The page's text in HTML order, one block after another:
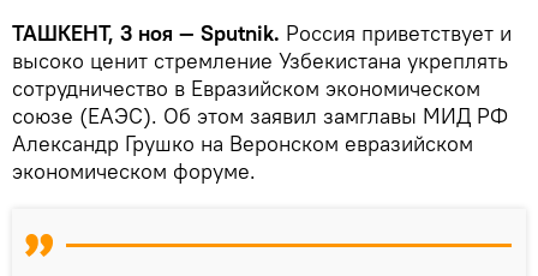
ТАШКЕНТ, 3 ноя — Sputnik. Россия приветствует и
высоко ценит стремление Узбекистана укреплять
сотрудничество в Евразийском экономическом
союзе (ЕАЭС). Об этом заявил замглавы МИД РФ
Александр Грушко на Веронском евразийском
экономическом форуме.